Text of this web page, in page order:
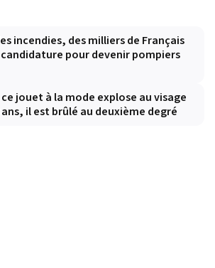
incendies, des milliers de Français
pour devenir pompiers
jouet à la mode explose au visage
il est brûlé au deuxième degré